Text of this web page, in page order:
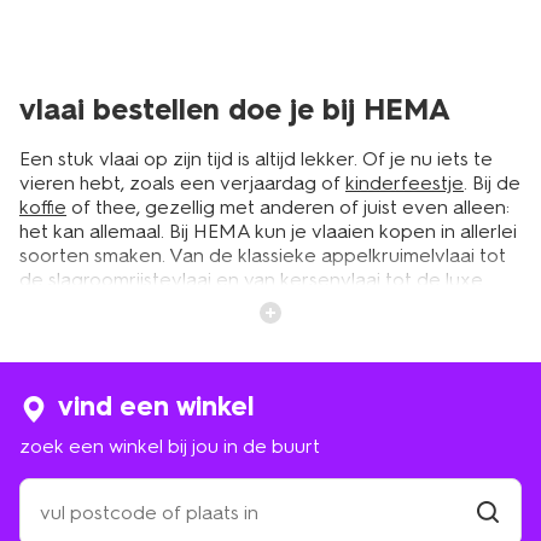
vlaai bestellen doe je bij HEMA
Een stuk vlaai op zijn tijd is altijd lekker. Of je nu iets te
vieren hebt, zoals een verjaardag of kinderfeestje. Bij de
koffie of thee, gezellig met anderen of juist even alleen:
het kan allemaal. Bij HEMA kun je vlaaien kopen in allerlei
soorten smaken. Van de klassieke appelkruimelvlaai tot
de slagroomrijstevlaai en van kersenvlaai tot de luxe
skivlaai. Er zit er altijd wel eentje bij die jij lekker vindt. En
vlaai bestellen is heel eenvoudig. Gewoon online via
iets lekkers? Bekijk dan snel onze vlaaien.
welke vlaai kies jij?
Op de gebakafdeling van HEMA vind je allerlei soorten
vind een winkel
zoek een winkel bij jou in de buurt
zoek
een